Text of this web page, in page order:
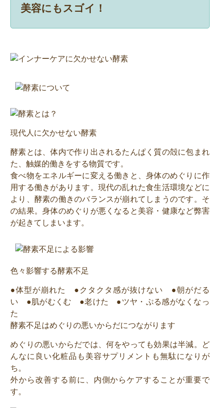
美容にもスゴイ！
現代人に欠かせない酵素
酵素とは、体内で作り出されるたんぱく質の殻に包まれ
た、触媒的働きをする物質です。
食べ物をエネルギーに変える働きと、身体のめぐりに作
用する働きがあります。現代の乱れた食生活環境などに
より、酵素の働きのバランスが崩れてしまうのです。そ
の結果。身体のめぐりが悪くなると美容・健康など弊害
が起きてしまいます。
色々影響する酵素不足
●体型が崩れた ●クタクタ感が抜けない ●朝がだる
い ●肌がむくむ ●老けた ●ツヤ・ぷる感がなくなっ
た
酵素不足はめぐりの悪いからだにつながります
めぐりの悪いからだでは、何をやっても効果は半減。ど
んなに良い化粧品も美容サプリメントも無駄になりが
ち。
外から改善する前に、内側からケアすることが重要で
す。